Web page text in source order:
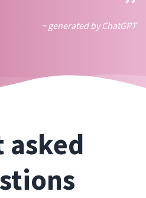
~ generated by ChatGPT
asked